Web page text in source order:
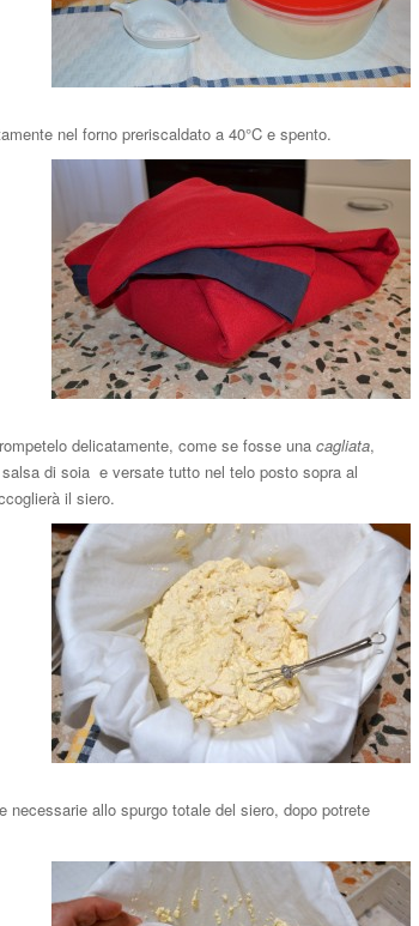
nel forno preriscaldato a 40°C e spento.
delicatamente, come se fosse una cagliata,
di soia e versate tutto nel telo posto sopra al
il siero.
allo spurgo totale del siero, dopo potrete